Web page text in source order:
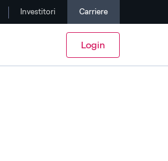
Investitori Carriere
Login